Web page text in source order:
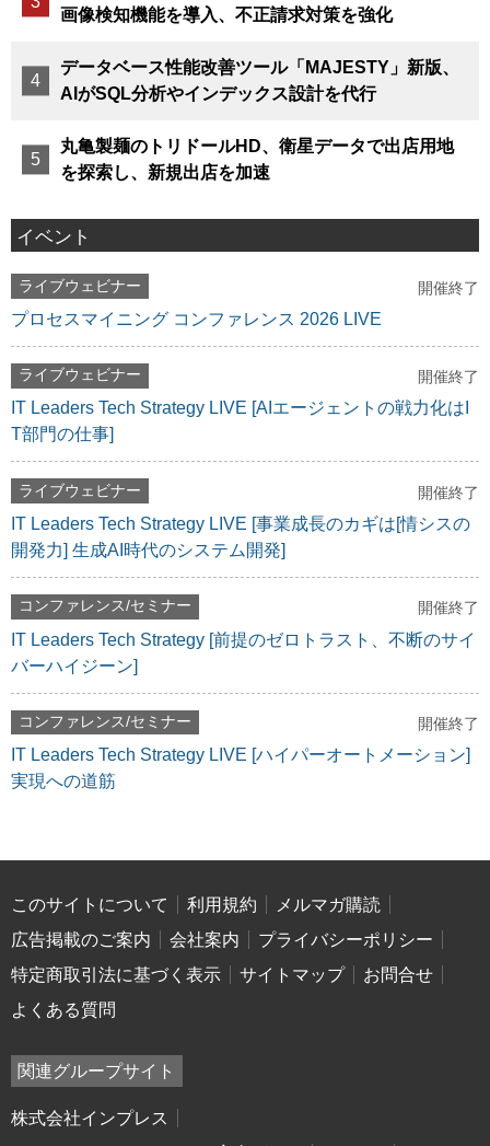
画像検知機能を導入、不正請求対策を強化
データベース性能改善ツール「MAJESTY」新版、
AIがSQL分析やインデックス設計を代行
丸亀製麺のトリドールHD、衛星データで出店用地
を探索し、新規出店を加速
イベント
ライブウェビナー 開催終了
プロセスマイニング コンファレンス 2026 LIVE
ライブウェビナー 開催終了
IT Leaders Tech Strategy LIVE [AIエージェントの戦力化はI
T部門の仕事]
ライブウェビナー 開催終了
IT Leaders Tech Strategy LIVE [事業成長のカギは[情シスの
開発力] 生成AI時代のシステム開発]
コンファレンス/セミナー 開催終了
IT Leaders Tech Strategy [前提のゼロトラスト、不断のサイ
バーハイジーン]
コンファレンス/セミナー 開催終了
IT Leaders Tech Strategy LIVE [ハイパーオートメーション]
実現への道筋
このサイトについて 利用規約
メルマガ購読
広告掲載のご案内
会社案内
プライバシーポリシー
特定商取引法に基づく表示
サイトマップ
お問合せ
よくある質問
関連グループサイト
株式会社インプレス